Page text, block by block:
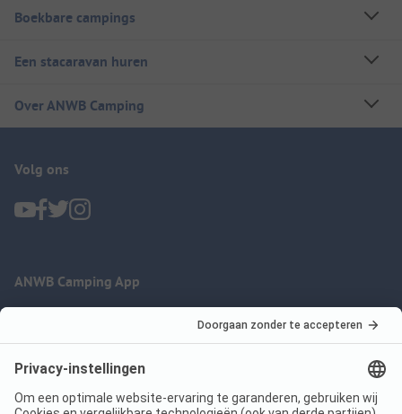
Boekbare campings
Een stacaravan huren
Over ANWB Camping
Volg ons
ANWB Camping App